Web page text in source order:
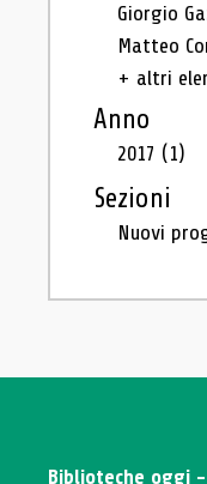
Giorgio
Matteo
+ altri
Anno
2017 (1)
Sezioni
Nuovi
Biblioteche oggi -